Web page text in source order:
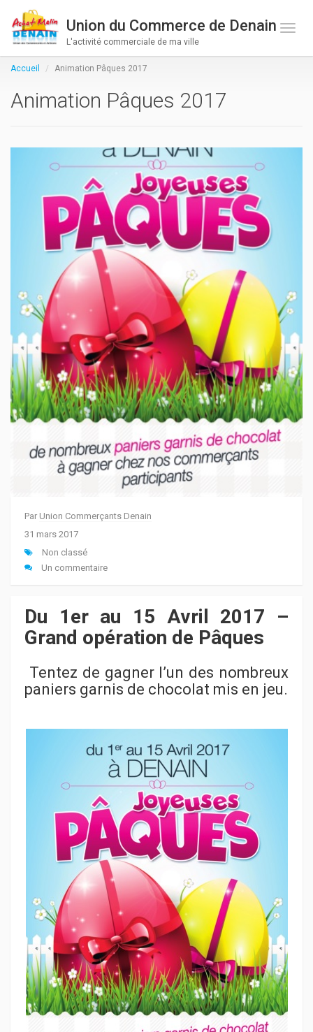
Union du Commerce de Denain
L'activité commerciale de ma ville
Toge
Accueil Animation Pâques 2017
Animation Pâques 2017
Par Union Commerçants Denain
31 mars 2017
Non classé
Un commentaire
Du 1er au 15 Avril 2017 –
Grand opération de Pâques
Tentez de gagner l’un des nombreux
paniers garnis de chocolat mis en jeu.